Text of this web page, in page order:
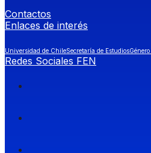
Contactos
Enlaces de interés
Universidad de ChileSecretaría de Estudios
Redes Sociales FEN